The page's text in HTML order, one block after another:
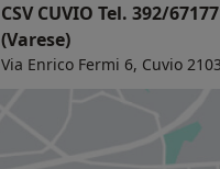
CSV CUVIO Tel. 392/
(Varese)
Via Enrico Fermi 6, Cuvio